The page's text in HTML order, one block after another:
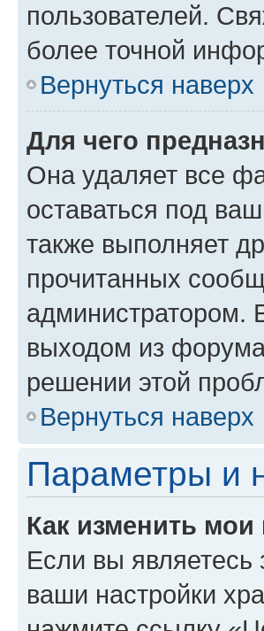
пользователей.
более точной
Вернуться наверх
Для чего
Она удаляет все
оставаться под
также выполняет
прочитанных
администратором.
выходом из
решении этой
Вернуться наверх
Параметры и
Как изменить мои
Если вы являетесь
ваши настройки